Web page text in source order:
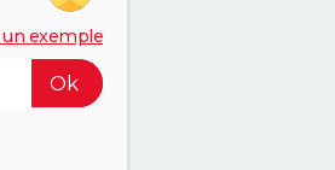
un exemple